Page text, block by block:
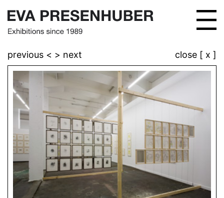
previous < > next close [ x ]